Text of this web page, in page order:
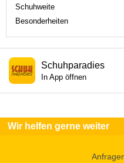
Schuhweite
Besonderheiten
Schuhparadies
In App öffnen
Wir helfen gerne weiter